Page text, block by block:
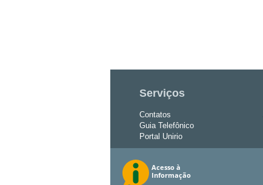
Serviços
Contatos
Guia Telefônico
Portal Unirio